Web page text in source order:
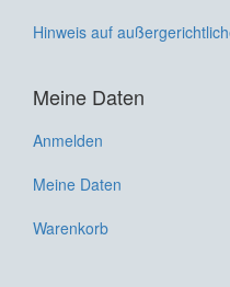
Hinweis auf
Meine Daten
Anmelden
Meine Daten
Warenkorb